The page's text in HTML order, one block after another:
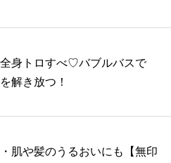
身トロすべ♡バブルバスで
解き放つ！
肌や髪のうるおいにも【無印